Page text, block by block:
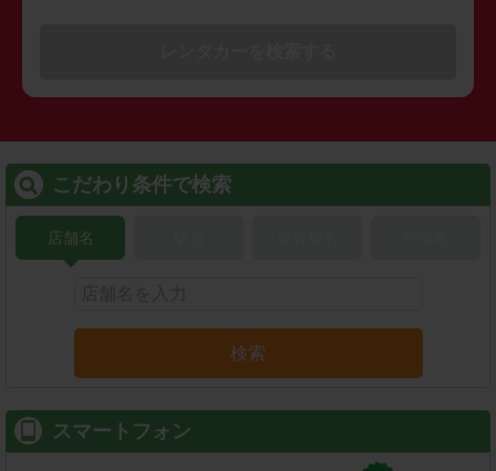
こだわり条件で検索
店舗名
検索
スマートフォン